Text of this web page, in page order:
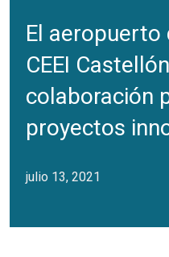
El aeropuerto
CEEI
colaboración
proyectos
julio 13, 2021